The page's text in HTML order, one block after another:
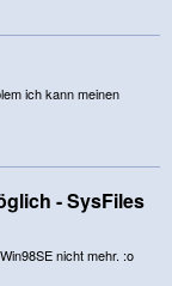
ich kann meinen
- SysFiles
nicht mehr. :o